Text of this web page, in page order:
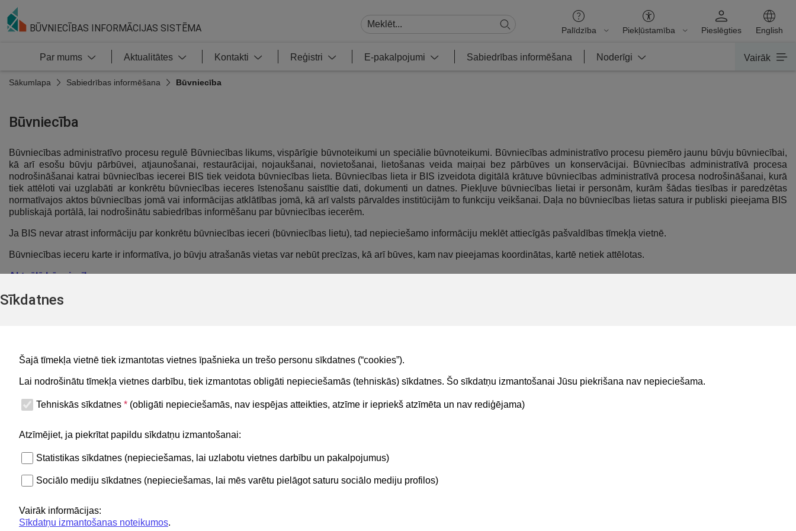
Sīkdatnes
Šajā tīmekļa vietnē tiek izmantotas vietnes īpašnieka un trešo personu sīkdatnes (“cookies”).
Lai nodrošinātu tīmekļa vietnes darbību, tiek izmantotas obligāti nepieciešamās (tehniskās) sīkdatnes. Šo sīkdatņu izmantošanai Jūsu piekrišana nav nepieciešama.
Tehniskās sīkdatnes * (obligāti nepieciešamās, nav iespējas atteikties, atzīme ir iepriekš atzīmēta un nav rediģējama)
Atzīmējiet, ja piekrītat papildu sīkdatņu izmantošanai:
Statistikas sīkdatnes (nepieciešamas, lai uzlabotu vietnes darbību un pakalpojumus)
Sociālo mediju sīkdatnes (nepieciešamas, lai mēs varētu pielāgot saturu sociālo mediju profilos)
Vairāk informācijas:
Sīkdatņu izmantošanas noteikumos.
BŪVNIECĪBAS INFORMĀCIJAS SISTĒMA Palīdzība Piekļūstamība Pieslēgties English
Par mums Aktualitātes Kontakti Reģistri E-pakalpojumi Sabiedrības informēšana Noderīgi Vairāk
Sākumlapa Sabiedrības informēšana Būvniecība
Būvniecība
Būvniecības administratīvo procesu regulē Būvniecības likums, vispārīgie būvnoteikumi un speciālie būvnoteikumi. Būvniecības administratīvo procesu piemēro jaunu būvju būvniecībai,
kā arī esošu būvju pārbūvei, atjaunošanai, restaurācijai, nojaukšanai, novietošanai, lietošanas veida maiņai bez pārbūves un konservācijai. Būvniecības administratīvā procesa
nodrošināšanai katrai būvniecības iecerei BIS tiek veidota būvniecības lieta. Būvniecības lieta ir BIS izveidota digitālā krātuve būvniecības administratīvā procesa nodrošināšanai, kurā
tiek attēloti vai uzglabāti ar konkrētu būvniecības ieceres īstenošanu saistītie dati, dokumenti un datnes. Piekļuve būvniecības lietai ir personām, kurām šādas tiesības ir paredzētas
normatīvajos aktos būvniecības jomā vai informācijas atklātības jomā, kā arī valsts pārvaldes institūcijām to funkciju veikšanai. Daļa no būvniecības lietas satura ir publiski pieejama BIS
publiskajā portālā, lai nodrošinātu sabiedrības informēšanu par būvniecības iecerēm.
Ja BIS nevar atrast informāciju par konkrētu būvniecības ieceri (būvniecības lietu), tad nepieciešamo informāciju meklēt attiecīgās pašvaldības tīmekļa vietnē.
Būvniecības ieceru karte ir informatīva, jo būvju atrašanās vietas var nebūt precīzas, kā arī būves, kam nav pieejamas koordinātas, kartē netiek attēlotas.
Aktuālā būvniecība
Aktuālās būvniecības karte
Noderīgi
Piekļūstamības paziņojums
BIS mobile lietošanas noteikumi
Kontakti
+371 62004010
Sekojiet mums